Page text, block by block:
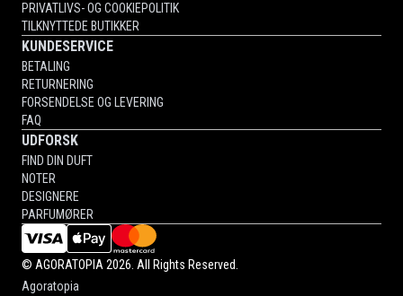
PRIVATLIVS- OG COOKIEPOLITIK
TILKNYTTEDE BUTIKKER
KUNDESERVICE
BETALING
RETURNERING
FORSENDELSE OG LEVERING
FAQ
UDFORSK
FIND DIN DUFT
NOTER
DESIGNERE
PARFUMØRER
© AGORATOPIA 2026. All Rights Reserved.
Agoratopia